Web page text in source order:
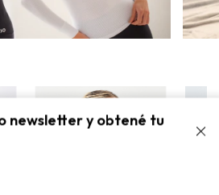
newsletter y obtené tu